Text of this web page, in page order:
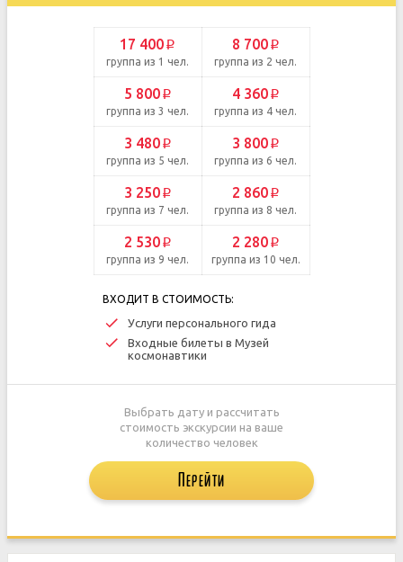
17 400 p
группа из 1 чел.
8 700p
группа из 2 чел.
5 800p
группа из 3 чел.
4 360p
группа из 4 чел.
3 480p
группа из 5 чел.
3 800p
группа из 6 чел.
3 250p
группа из 7 чел.
2 860p
группа из 8 чел.
2 530p
группа из 9 чел.
2 280p
группа из 10 чел.
ВХОДИТ В СТОИМОСТЬ:
Услуги персонального гида
Входные билеты в Музей
космонавтики
Выбрать дату и рассчитать
стоимость экскурсии на ваше
количество человек
Перейти